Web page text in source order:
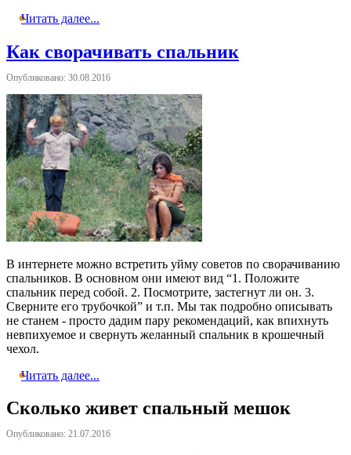
Читать далее...
Как сворачивать спальник
Опубликовано: 30.08.2016
В интернете можно встретить уйму советов по сворачиванию
спальников. В основном они имеют вид “1. Положите
спальник перед собой. 2. Посмотрите, застегнут ли он. 3.
Сверните его трубочкой” и т.п. Мы так подробно описывать
не станем - просто дадим пару рекомендаций, как впихнуть
невпихуемое и свернуть желанный спальник в крошечный
чехол.
Читать далее...
Сколько живет спальный мешок
Опубликовано: 21.07.2016